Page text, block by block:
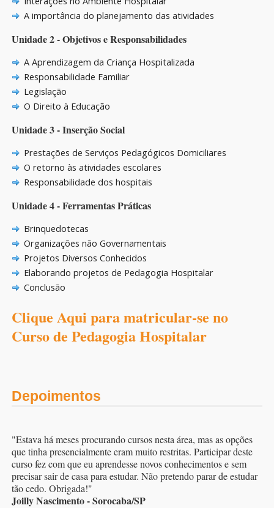
A importância do planejamento das atividades
Unidade 2 - Objetivos e Responsabilidades
A Aprendizagem da Criança Hospitalizada
Responsabilidade Familiar
Legislação
O Direito à Educação
Unidade 3 - Inserção Social
Prestações de Serviços Pedagógicos Domiciliares
O retorno às atividades escolares
Responsabilidade dos hospitais
Unidade 4 - Ferramentas Práticas
Brinquedotecas
Organizações não Governamentais
Projetos Diversos Conhecidos
Elaborando projetos de Pedagogia Hospitalar
Conclusão
Clique Aqui para matricular-se no
Curso de Pedagogia Hospitalar
Depoimentos
"Estava há meses procurando cursos nesta área, mas as opções
que tinha presencialmente eram muito restritas. Participar deste
curso fez com que eu aprendesse novos conhecimentos e sem
precisar sair de casa para estudar. Não pretendo parar de estudar
tão cedo. Obrigada!"
Joilly Nascimento - Sorocaba/SP